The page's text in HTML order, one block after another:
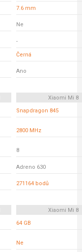
7.6 mm
Ne
-
Černá
Ano
Xiaomi Mi 8
Snapdragon 845
2800 MHz
8
Adreno 630
271164 bodů
Xiaomi Mi 8
64 GB
Ne